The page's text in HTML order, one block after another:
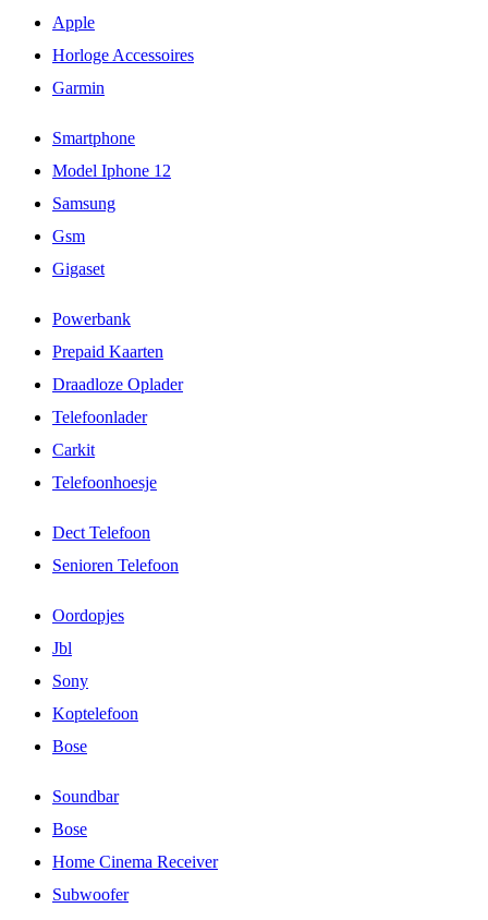
Apple
Horloge Accessoires
Garmin
Smartphone
Model Iphone 12
Samsung
Gsm
Gigaset
Powerbank
Prepaid Kaarten
Draadloze Oplader
Telefoonlader
Carkit
Telefoonhoesje
Dect Telefoon
Senioren Telefoon
Oordopjes
Jbl
Sony
Koptelefoon
Bose
Soundbar
Bose
Home Cinema Receiver
Subwoofer